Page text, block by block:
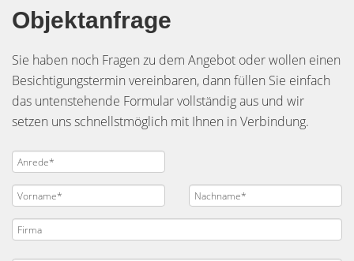
Objektanfrage
Sie haben noch Fragen zu dem Angebot oder wollen einen
Besichtigungstermin vereinbaren, dann füllen Sie einfach
das untenstehende Formular vollständig aus und wir
setzen uns schnellstmöglich mit Ihnen in Verbindung.